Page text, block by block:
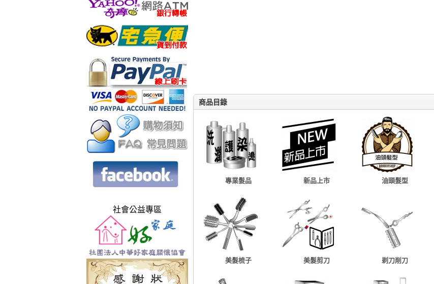
社會公益專區
商品目錄
專業髮品 新品上市 油頭髮型
美髮梳子 美髮剪刀 剃刀削刀